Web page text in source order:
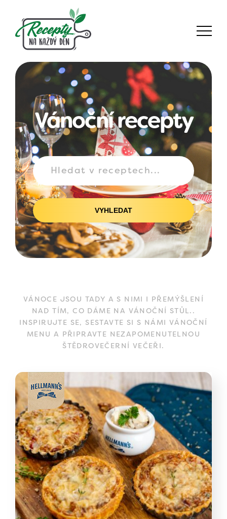
Vánoční recepty
VYHLEDAT
VÁNOCE JSOU TADY A S NIMI I PŘEMÝŠLENÍ
NAD TÍM, CO DÁME NA VÁNOČNÍ STŮL..
INSPIRUJTE SE, SESTAVTE SI S NÁMI VÁNOČNÍ
MENU A PŘIPRAVTE NEZAPOMENUTELNOU
ŠTĚDROVEČERNÍ VEČEŘI.